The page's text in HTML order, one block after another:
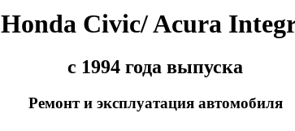
Honda Civic/ Acura
с 1994 года выпуска
Ремонт и эксплуатация автомобиля